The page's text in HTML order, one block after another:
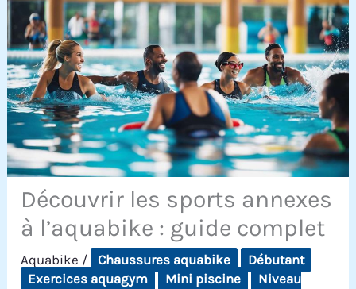
Découvrir les sports annexes
à l’aquabike : guide complet
Aquabike / Chaussures aquabike
Débutant
Exercices aquagym
Mini piscine
Niveau